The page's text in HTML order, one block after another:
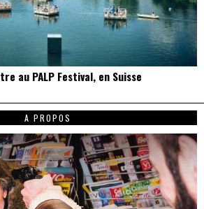
au PALP Festival, en Suisse
A PROPOS